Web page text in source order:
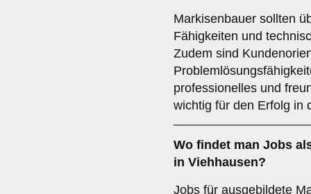
Markisenbauer sollten
Fähigkeiten und
Zudem sind
professionelles und
wichtig für den Erfolg in
Wo findet man Jobs
in Viehhausen?
Jobs für ausgebildete